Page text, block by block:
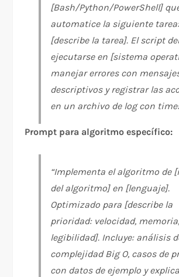
[Bash/Python/PowerShell]
automatice la siguiente
[describe la tarea]. El script
ejecutarse en [sistema
manejar errores con
descriptivos y registrar las
en un archivo de log con
Prompt para algoritmo específico:
“Implementa el algoritmo de
del algoritmo] en [lenguaje].
Optimizado para [describe la
prioridad: velocidad, memoria,
legibilidad]. Incluye: análisis
complejidad Big O, casos de
con datos de ejemplo y